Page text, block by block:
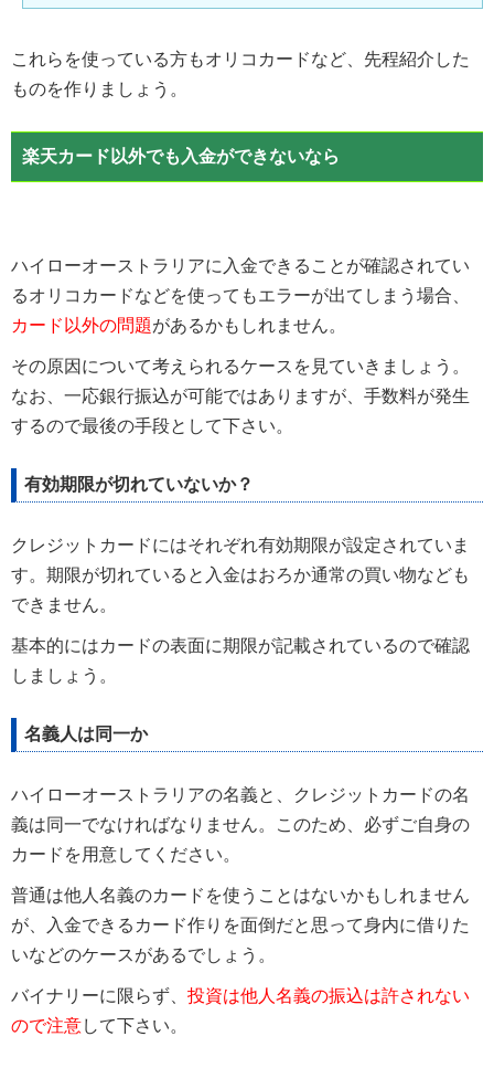
これらを使っている方もオリコカードなど、先程紹介した
ものを作りましょう。
楽天カード以外でも入金ができないなら
ハイローオーストラリアに入金できることが確認されてい
るオリコカードなどを使ってもエラーが出てしまう場合、
カード以外の問題があるかもしれません。
その原因について考えられるケースを見ていきましょう。
なお、一応銀行振込が可能ではありますが、手数料が発生
するので最後の手段として下さい。
有効期限が切れていないか？
クレジットカードにはそれぞれ有効期限が設定されていま
す。期限が切れていると入金はおろか通常の買い物なども
できません。
基本的にはカードの表面に期限が記載されているので確認
しましょう。
名義人は同一か
ハイローオーストラリアの名義と、クレジットカードの名
義は同一でなければなりません。このため、必ずご自身の
カードを用意してください。
普通は他人名義のカードを使うことはないかもしれません
が、入金できるカード作りを面倒だと思って身内に借りた
いなどのケースがあるでしょう。
バイナリーに限らず、 投資は他人名義の振込は許されない
ので注意して下さい。